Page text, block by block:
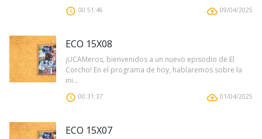
00:51:46 09/04/2025
ECO 15X08
¡UCAMeros, bienvenidos a un nuevo episodio de El
Corcho! En el programa de hoy, hablaremos sobre la
ini...
00:31:37 01/04/2025
ECO 15X07